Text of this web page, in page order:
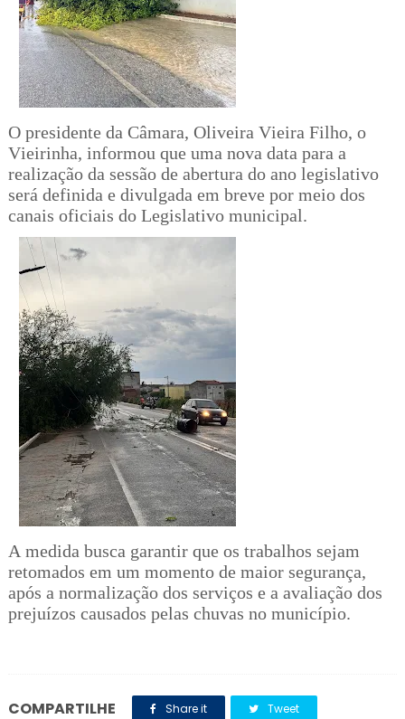
O presidente da Câmara, Oliveira Vieira Filho, o
Vieirinha, informou que uma nova data para a
realização da sessão de abertura do ano legislativo
será definida e divulgada em breve por meio dos
canais oficiais do Legislativo municipal.
A medida busca garantir que os trabalhos sejam
retomados em um momento de maior segurança,
após a normalização dos serviços e a avaliação dos
prejuízos causados pelas chuvas no município.
COMPARTILHE Share it Tweet